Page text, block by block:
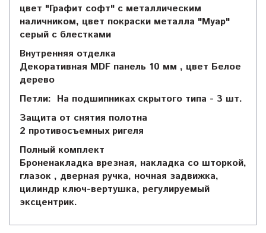
цвет "Графит софт" с металлическим
наличником, цвет покраски металла "Муар"
серый с блестками
Внутренняя отделка
Декоративная MDF панель 10 мм , цвет Белое
дерево
Петли: На подшипниках скрытого типа - 3 шт.
Защита от снятия полотна
2 противосъемных ригеля
Полный комплект
Броненакладка врезная, накладка со шторкой,
глазок , дверная ручка, ночная задвижка,
цилиндр ключ-вертушка, регулируемый
эксцентрик.